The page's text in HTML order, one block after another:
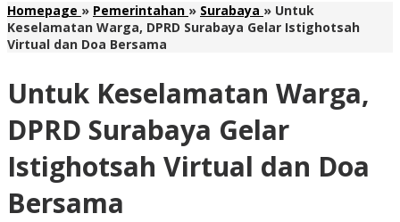
Homepage » Pemerintahan » Surabaya » Untuk
Keselamatan Warga, DPRD Surabaya Gelar Istighotsah
Virtual dan Doa Bersama
Untuk Keselamatan Warga,
DPRD Surabaya Gelar
Istighotsah Virtual dan Doa
Bersama